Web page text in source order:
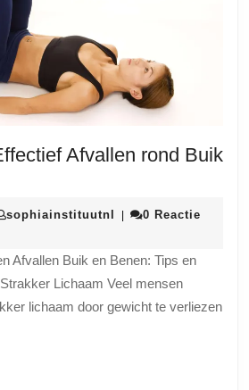
Afvallen rond Buik
sophiainstituutnl sophiainstituutnl
0 Reactie
Afvallen Buik en Benen: Tips en
Lichaam Veel mensen
lichaam door gewicht te verliezen